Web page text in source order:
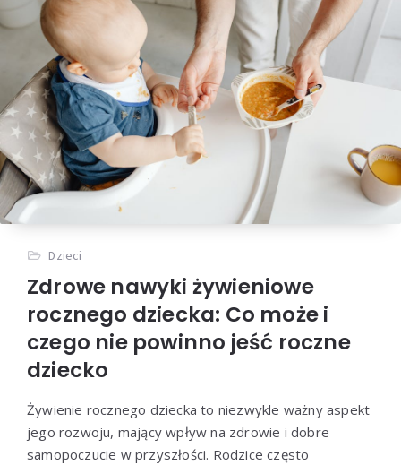
Dzieci
Zdrowe nawyki żywieniowe
rocznego dziecka: Co może i
czego nie powinno jeść roczne
dziecko
Żywienie rocznego dziecka to niezwykle ważny aspekt
jego rozwoju, mający wpływ na zdrowie i dobre
samopoczucie w przyszłości. Rodzice często